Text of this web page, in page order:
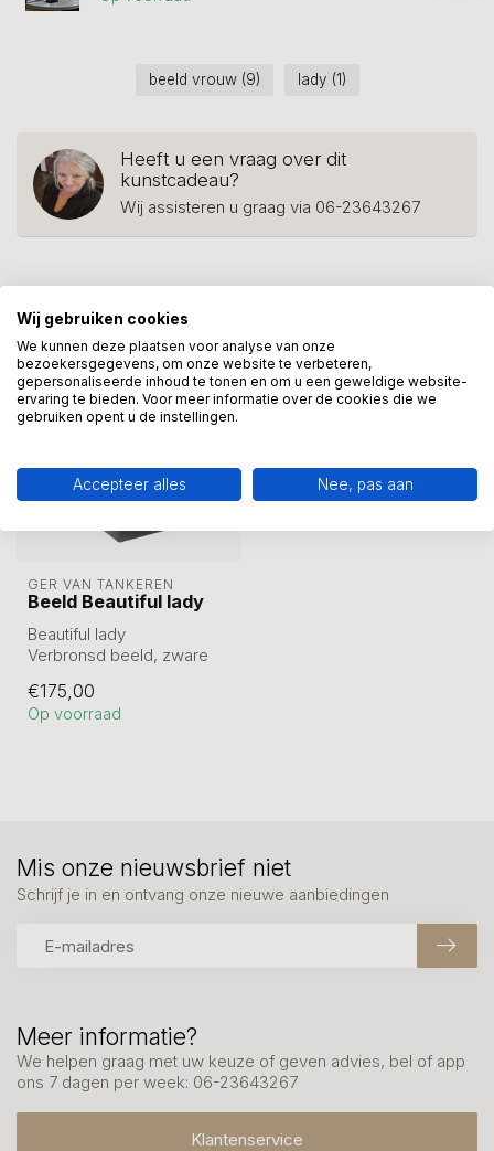
beeld vrouw (9) lady (1)
Heeft u een vraag over dit
kunstcadeau?
Wij assisteren u graag via 06-23643267
Recent bekeken
GER VAN TANKEREN
Beeld Beautiful lady
Beautiful lady
Verbronsd beeld, zware
Hoogte 31 cm
€175,00
Op voorraad
Meer informatie?
We helpen graag met uw keuze of geven advies, bel of app
ons 7 dagen per week: 06-23643267
Klantenservice
Mis onze nieuwsbrief niet
Schrijf je in en ontvang onze nieuwe aanbiedingen
Wij gebruiken cookies
We kunnen deze plaatsen voor analyse van onze
bezoekersgegevens, om onze website te verbeteren,
gepersonaliseerde inhoud te tonen en om u een geweldige website-
ervaring te bieden. Voor meer informatie over de cookies die we
gebruiken opent u de instellingen.
Accepteer alles Nee, pas aan